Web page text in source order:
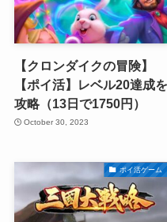
【クロンダイクの冒険】
【ポイ活】レベル20達成を
攻略（13日で1750円）
October 30, 2023
ポイ活ゲーム